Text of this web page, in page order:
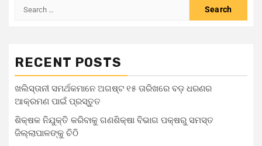
RECENT POSTS
ଖଲିସ୍ତାନୀ ସମର୍ଥକମାନେ ଅଗଷ୍ଟ ୧୫ ତାରିଖରେ ବଡ଼ ଧରଣର
ଆକ୍ରମଣ ପାଇଁ ପ୍ରସ୍ତୁତ
ଶିକ୍ଷକ ନିଯୁକ୍ତି କରିବାକୁ ଗଣଶିକ୍ଷା ବିଭାଗ ପକ୍ଷରୁ ସମସ୍ତ
ଜିଲ୍ଲାପାଳଙ୍କୁ ଚିଠି